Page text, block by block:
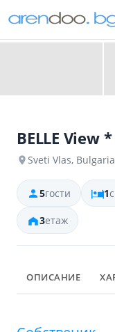
‹
BELLE View
Sveti Vlas, Bulgaria
5гости 1
3етаж
ОПИСАНИЕ